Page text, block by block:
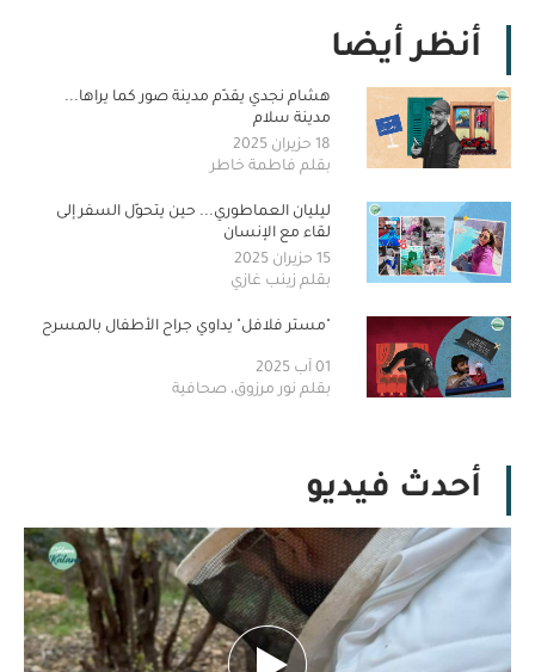
أنظر أيضا
هشام نجدي يقدّم مدينة صور كما يراها...
مدينة سلام
18 حزيران 2025
بقلم فاطمة خاطر
ليليان العماطوري... حين يتحوّل السفر إلى
لقاء مع الإنسان
15 حزيران 2025
بقلم زينب غازي
"مستر فلافل" يداوي جراح الأطفال بالمسرح
01 آب 2025
بقلم نور مرزوق، صحافية
أحدث فيديو